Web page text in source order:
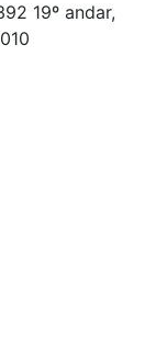
19º andar,